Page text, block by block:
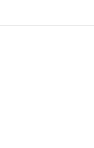
眠りの森溝口 by